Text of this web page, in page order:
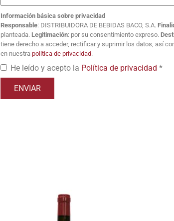
Información básica sobre privacidad
Responsable: DISTRIBUIDORA DE BEBIDAS BACO, S.A.
planteada. Legitimación: por su consentimiento expreso.
tiene derecho a acceder, rectificar y suprimir los datos, así
en nuestra política de privacidad.
He leído y acepto la Política de privacidad *